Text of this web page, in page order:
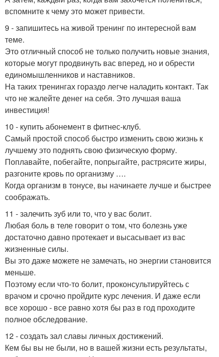
вспомните к чему это может привести.
9 - запишитесь на живой тренинг по интересной вам
теме.
Это отличный способ не только получить новые знания,
которые могут продвинуть вас вперед, но и обрести
единомышленников и наставников.
На таких тренингах гораздо легче наладить контакт. Так
что не жалейте денег на себя. Это лучшая ваша
инвестиция!
10 - купить абонемент в фитнес-клуб.
Самый простой способ быстро изменить свою жизнь к
лучшему это поднять свою физическую форму.
Поплавайте, побегайте, попрыгайте, растрясите жиры,
разгоните кровь по организму ….
Когда организм в тонусе, вы начинаете лучше и быстрее
соображать.
11 - залечить зуб или то, что у вас болит.
Любая боль в теле говорит о том, что болезнь уже
достаточно давно протекает и высасывает из вас
жизненные силы.
Вы это даже можете не замечать, но энергии становится
меньше.
Поэтому если что-то болит, проконсультируйтесь с
врачом и срочно пройдите курс лечения. И даже если
все хорошо - все равно хотя бы раз в год проходите
полное обследование.
12 - создать зал славы личных достижений.
Кем бы вы не были, но в вашей жизни есть результаты,